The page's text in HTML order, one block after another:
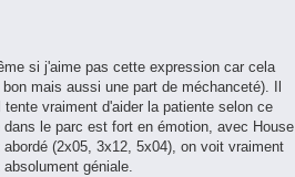
si j'aime pas cette expression car cela
mais aussi une part de méchanceté). Il
vraiment d'aider la patiente selon ce
le parc est fort en émotion, avec House
(2x05, 3x12, 5x04), on voit vraiment
géniale.